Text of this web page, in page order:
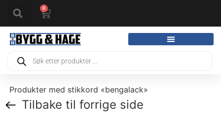
0
Produkter med stikkord «bengalack»
Tilbake til forrige side